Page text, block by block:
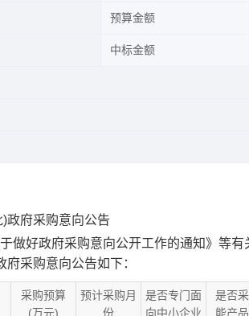
预算金额
中标金额
政府采购意向公告
做好政府采购意向公开工作的通知》等有
采购意向公告如下：
采购预算
(万元)
预计采购月
份
是否专门面
向中小企业
是否
能产